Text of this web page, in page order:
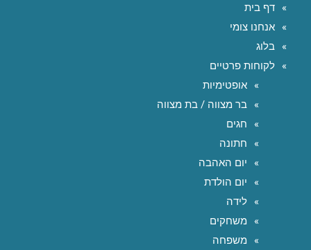
דף בית
אנחנו צומי
בלוג
לקוחות פרטיים
אופטימיות
בר מצווה / בת מצווה
חגים
חתונה
יום האהבה
יום הולדת
לידה
משחקים
משפחה